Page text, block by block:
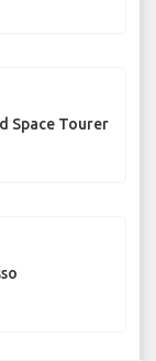
Space Tourer